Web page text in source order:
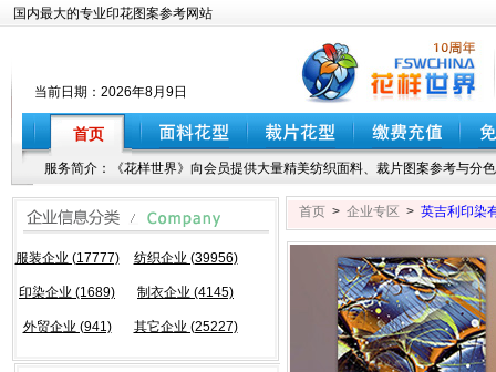
国内最大的专业印花图案参考网站
首页
当前日期： 2026年8月9日
服务简介：《花样世界》向会员提供大量精美纺织面料、裁片图案参考与分
服装企业 (17777) 纺织企业 (39956)
印染企业 (1689) 制衣企业 (4145)
外贸企业 (941) 其它企业 (25227)
首页> 企业专区 > 英吉利印染